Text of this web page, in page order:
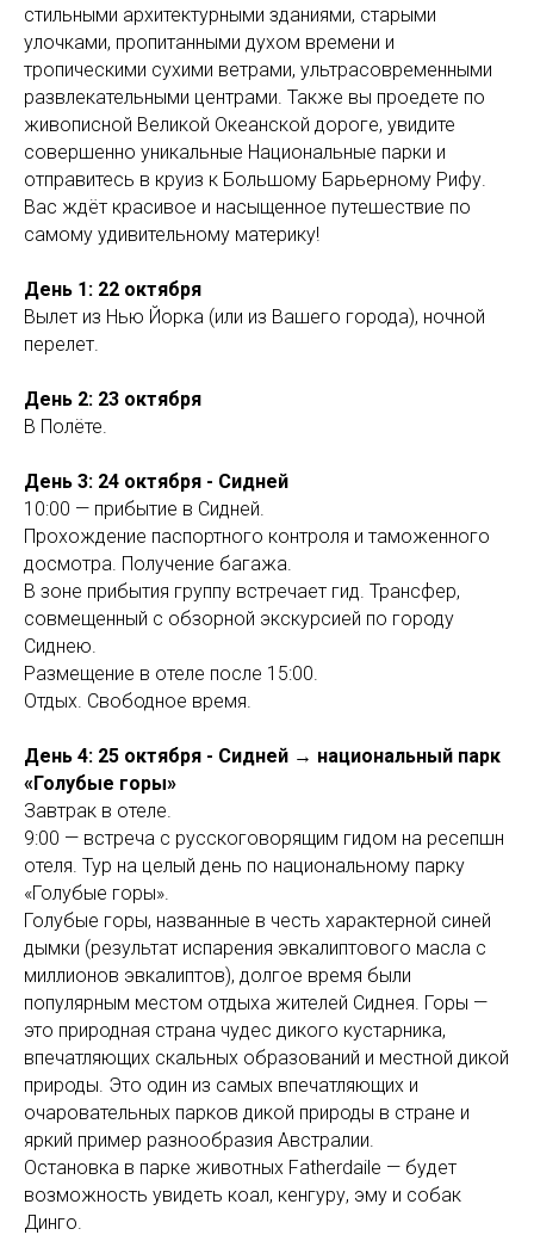
стильными архитектурными зданиями, старыми
улочками, пропитанными духом времени и
тропическими сухими ветрами, ультрасовременными
развлекательными центрами. Также вы проедете по
живописной Великой Океанской дороге, увидите
совершенно уникальные Национальные парки и
отправитесь в круиз к Большому Барьерному Рифу.
Вас ждёт красивое и насыщенное путешествие по
самому удивительному материку!
День 1: 22 октября
Вылет из Нью Йорка (или из Вашего города), ночной
перелет.
День 2: 23 октября
В Полёте.
День 3: 24 октября - Сидней
10:00 — прибытие в Сидней.
Прохождение паспортного контроля и таможенного
досмотра. Получение багажа.
В зоне прибытия группу встречает гид. Трансфер,
совмещенный с обзорной экскурсией по городу
Сиднею.
Размещение в отеле после 15:00.
Отдых. Свободное время.
День 4: 25 октября - Сидней → национальный парк
«Голубые горы»
Завтрак в отеле.
9:00 — встреча с русскоговорящим гидом на ресепшн
отеля. Тур на целый день по национальному парку
«Голубые горы».
Голубые горы, названные в честь характерной синей
дымки (результат испарения эвкалиптового масла с
миллионов эвкалиптов), долгое время были
популярным местом отдыха жителей Сиднея. Горы —
это природная страна чудес дикого кустарника,
впечатляющих скальных образований и местной дикой
природы. Это один из самых впечатляющих и
очаровательных парков дикой природы в стране и
яркий пример разнообразия Австралии.
Остановка в парке животных Fatherdaile — будет
возможность увидеть коал, кенгуру, эму и собак
Динго.